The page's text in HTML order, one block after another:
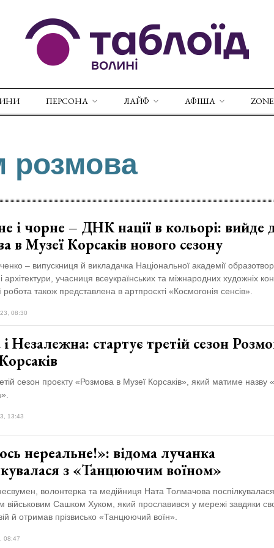
ПЕРСОНА ЛАЙФ АФІША
розмова
і чорне – ДНК нації в кольорі: вийде
в Музеї Корсаків нового сезону
– випускниця й викладачка Національної академії
архітектури, учасниця всеукраїнських та міжнародних художніх
робота також представлена в артпроєкті «Космогонія сенсів».
08:30
і Незалежна: стартує третій сезон
сезон проєкту «Розмова в Музеї Корсаків», який матиме назву
13:43
нереальне!»: відома лучанка
з «Танцюючим воїном»
волонтерка та медійниця Ната Толмачова
військовим Сашком Хуком, який прославився у мережі завдяки
й отримав прізвисько «Танцюючий воїн».
08:47